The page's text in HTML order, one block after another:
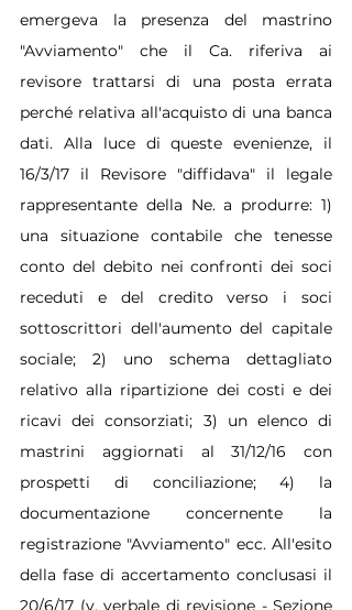
emergeva la presenza del mastrino
"Avviamento" che il Ca. riferiva ai
revisore trattarsi di una posta errata
perché relativa all'acquisto di una banca
dati. Alla luce di queste evenienze, il
16/3/17 il Revisore "diffidava" il legale
rappresentante della Ne. a produrre: 1)
una situazione contabile che tenesse
conto del debito nei confronti dei soci
receduti e del credito verso i soci
sottoscrittori dell'aumento del capitale
sociale; 2) uno schema dettagliato
relativo alla ripartizione dei costi e dei
ricavi dei consorziati; 3) un elenco di
mastrini aggiornati al 31/12/16 con
prospetti di conciliazione; 4) la
documentazione concernente la
registrazione "Avviamento" ecc. All'esito
della fase di accertamento conclusasi il
20/6/17 (v. verbale di revisione - Sezione